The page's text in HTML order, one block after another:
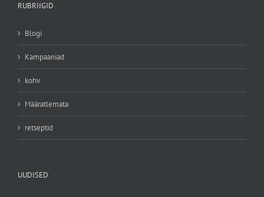
RUBRIIGID
Blogi
Kampaaniad
kohv
Määratlemata
retseptid
UUDISED